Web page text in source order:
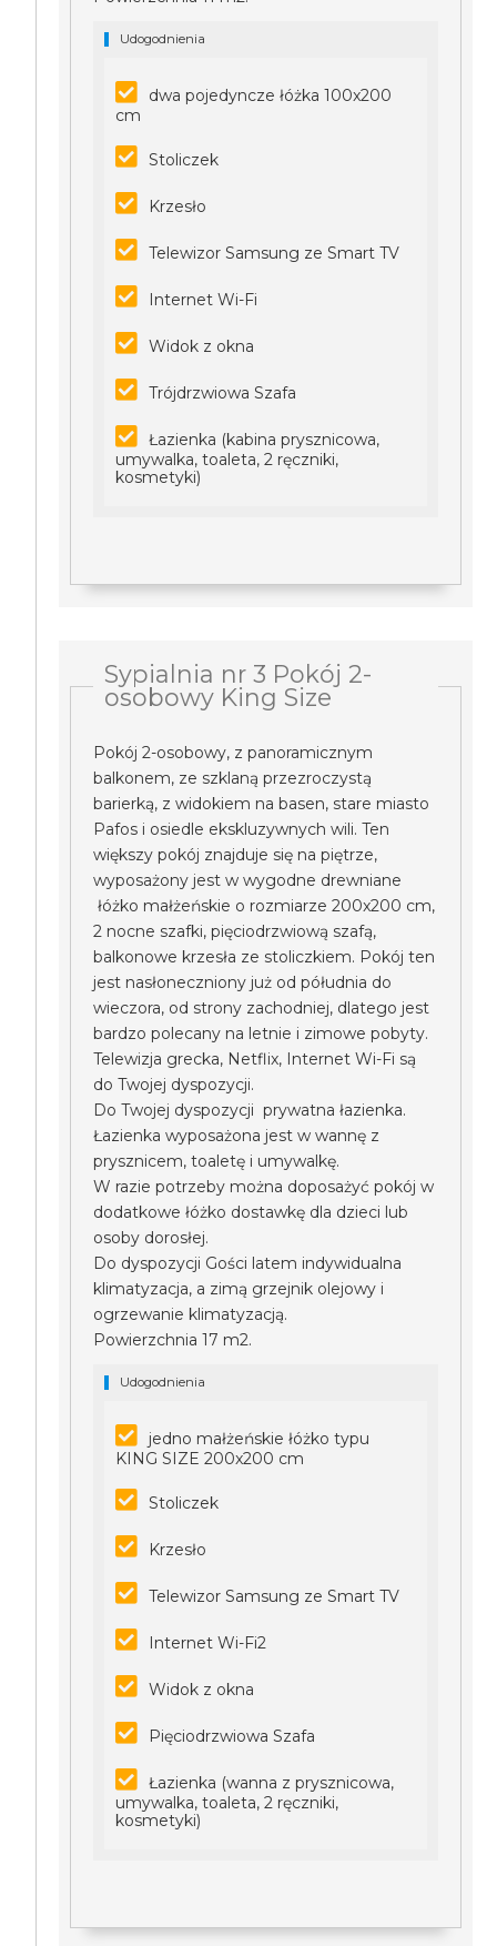
Udogodnienia
dwa pojedyncze łóżka 100x200
cm
Stoliczek
Krzesło
Telewizor Samsung ze Smart TV
Internet Wi-Fi
Widok z okna
Trójdrzwiowa Szafa
Łazienka (kabina prysznicowa,
umywalka, toaleta, 2 ręczniki,
kosmetyki)
Sypialnia nr 3 Pokój 2-
osobowy King Size
Pokój 2-osobowy, z panoramicznym
balkonem, ze szklaną przezroczystą
barierką, z widokiem na basen, stare miasto
Pafos i osiedle ekskluzywnych wili. Ten
większy pokój znajduje się na piętrze,
wyposażony jest w wygodne drewniane
łóżko małżeńskie o rozmiarze 200x200 cm,
2 nocne szafki, pięciodrzwiową szafą,
balkonowe krzesła ze stoliczkiem. Pokój ten
jest nasłoneczniony już od półudnia do
wieczora, od strony zachodniej, dlatego jest
bardzo polecany na letnie i zimowe pobyty.
Telewizja grecka, Netflix, Internet Wi-Fi są
do Twojej dyspozycji.
Do Twojej dyspozycji prywatna łazienka.
Łazienka wyposażona jest w wannę z
prysznicem, toaletę i umywalkę.
W razie potrzeby można doposażyć pokój w
dodatkowe łóżko dostawkę dla dzieci lub
osoby dorosłej.
Do dyspozycji Gości latem indywidualna
klimatyzacja, a zimą grzejnik olejowy i
ogrzewanie klimatyzacją.
Powierzchnia 17 m2.
Udogodnienia
jedno małżeńskie łóżko typu
KING SIZE 200x200 cm
Stoliczek
Krzesło
Telewizor Samsung ze Smart TV
Internet Wi-Fi2
Widok z okna
Pięciodrzwiowa Szafa
Łazienka (wanna z prysznicowa,
umywalka, toaleta, 2 ręczniki,
kosmetyki)